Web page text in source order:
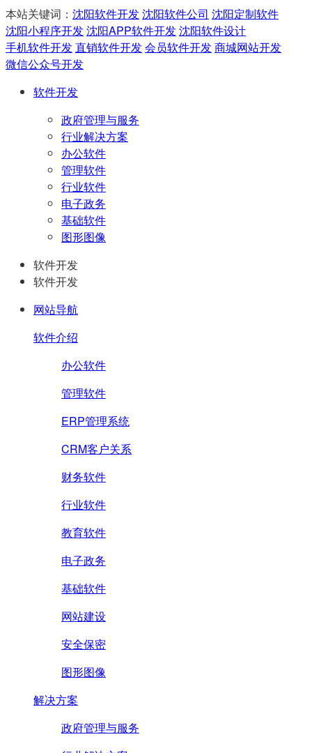
本站关键词： 沈阳软件开发沈阳软件公司 沈阳定制软件
沈阳小程序开发沈阳APP软件开发沈阳软件设计
手机软件开发直销软件开发会员软件开发商城网站开发
微信公众号开发
软件开发
政府管理与服务
行业解决方案
办公软件
管理软件
行业软件
电子政务
基础软件
图形图像
软件开发
软件开发
网站导航
软件介绍
办公软件
管理软件
ERP管理系统
CRM客户关系
财务软件
行业软件
教育软件
电子政务
基础软件
网站建设
安全保密
图形图像
解决方案
政府管理与服务